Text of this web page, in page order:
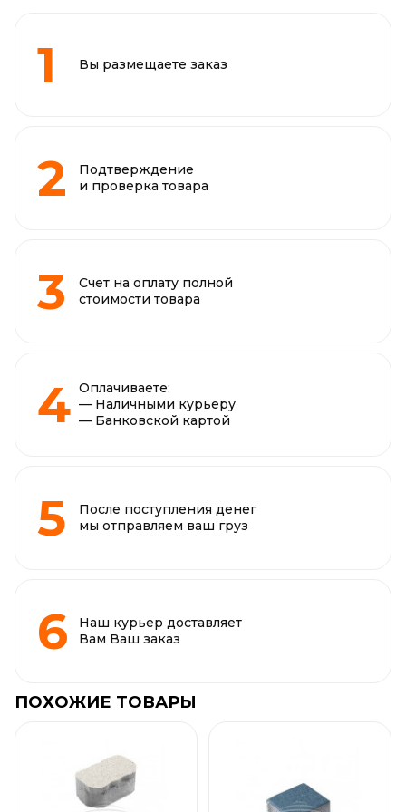
Вы размещаете заказ
Подтверждение
и проверка товара
Счет на оплату полной
стоимости товара
Оплачиваете:
— Наличными курьеру
— Банковской картой
После поступления денег
мы отправляем ваш груз
Наш курьер доставляет
Вам Ваш заказ
ПОХОЖИЕ ТОВАРЫ